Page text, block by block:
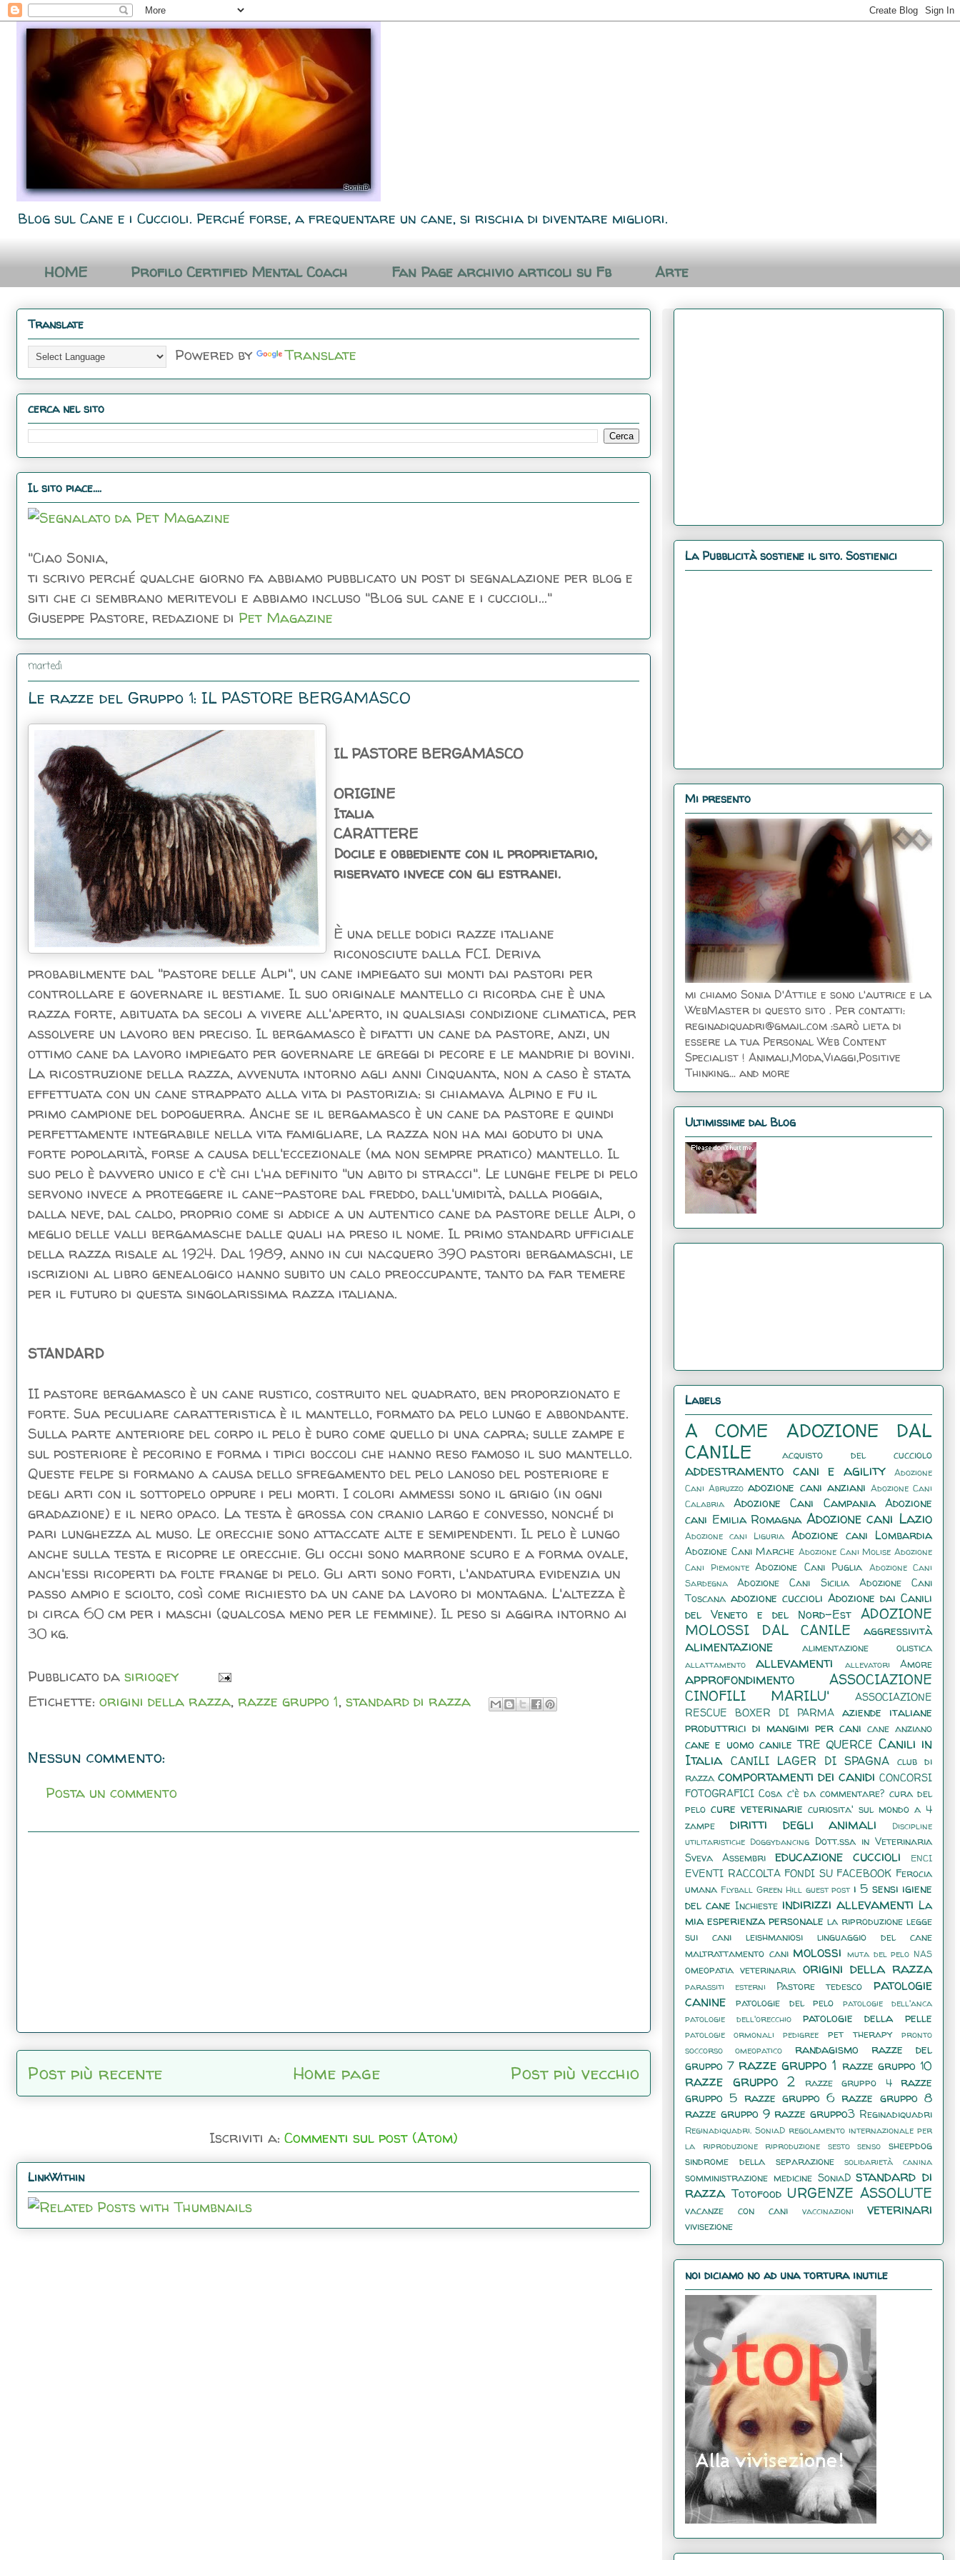
Blog sul Cane e i Cuccioli. Perché forse, a frequentare un cane, si rischia di diventare migliori.
HOME Profilo Certified Mental Coach Fan Page archivio articoli su Fb Arte
Translate
Powered by Translate
cerca nel sito
Il sito piace....
"Ciao Sonia,
ti scrivo perché qualche giorno fa abbiamo pubblicato un post di segnalazione per blog e
siti che ci sembrano meritevoli e abbiamo incluso "Blog sul cane e i cuccioli..."
Giuseppe Pastore, redazione di Pet Magazine
martedì
Le razze del Gruppo 1: IL PASTORE BERGAMASCO
IL PASTORE BERGAMASCO
ORIGINE
Italia
CARATTERE
Docile e obbediente con il proprietario,
riservato invece con gli estranei.
È una delle dodici razze italiane
riconosciute dalla FCI. Deriva
probabilmente dal "pastore delle Alpi", un cane impiegato sui monti dai pastori per
controllare e governare il bestiame. Il suo originale mantello ci ricorda che è una
razza forte, abituata da secoli a vivere all'aperto, in qualsiasi condizione climatica, per
assolvere un lavoro ben preciso. Il bergamasco è difatti un cane da pastore, anzi, un
ottimo cane da lavoro impiegato per governare le greggi di pecore e le mandrie di bovini.
La ricostruzione della razza, avvenuta intorno agli anni Cinquanta, non a caso è stata
effettuata con un cane strappato alla vita di pastorizia: si chiamava Alpino e fu il
primo campione del dopoguerra. Anche se il bergamasco è un cane da pastore e quindi
perfettamente integrabile nella vita famigliare, la razza non ha mai goduto di una
forte popolarità, forse a causa dell'eccezionale (ma non sempre pratico) mantello. Il
suo pelo è davvero unico e c'è chi l'ha definito "un abito di stracci". Le lunghe felpe di pelo
servono invece a proteggere il cane-pastore dal freddo, dall'umidità, dalla pioggia,
dalla neve, dal caldo, proprio come si addice a un autentico cane da pastore delle Alpi, o
meglio delle valli bergamasche dalle quali ha preso il nome. Il primo standard ufficiale
della razza risale al 1924. Dal 1989, anno in cui nacquero 390 pastori bergamaschi, le
iscrizioni al libro genealogico hanno subito un calo preoccupante, tanto da far temere
per il futuro di questa singolarissima razza italiana.
STANDARD
II pastore bergamasco è un cane rustico, costruito nel quadrato, ben proporzionato e
forte. Sua peculiare caratteristica è il mantello, formato da pelo lungo e abbondante.
Sulla parte anteriore del corpo il pelo è duro come quello di una capra; sulle zampe e
sul posteriore è pecorino e forma i tipici boccoli che hanno reso famoso il suo mantello.
Queste felpe si formano a causa dello sfregamento del pelo lanoso del posteriore e
degli arti con il sottopelo oppure i peli morti. I colori ammessi sono il grigio (in ogni
gradazione) e il nero opaco. La testa è grossa con cranio largo e convesso, nonché di
pari lunghezza al muso. Le orecchie sono attaccate alte e semipendenti. Il pelo è lungo
anche sulla testa e ricopre le orecchie. Gli occhi sono marrone scuro e a forma ovale,
anch'essi ricoperti da folte frange di pelo. Gli arti sono forti, l'andatura evidenzia un
passo ampio e sciolto, così come richiesto da un cane da lavoro di montagna. L'altezza è
di circa 60 cm per i maschi (qualcosa meno per le femmine). Il peso si aggira intorno ai
30 kg.
Pubblicato da sirioqey
Etichette: origini della razza, razze gruppo 1, standard di razza
Nessun commento:
Posta un commento
Post più recente Post più vecchio
Home page
Iscriviti a: Commenti sul post (Atom)
LinkWithin
La Pubblicità sostiene il sito. Sostienici
Mi presento
mi chiamo Sonia D'Attile e sono l'autrice e la
WebMaster di questo sito . Per contatti:
reginadiquadri@gmail.com :sarò lieta di
essere la tua Personal Web Content
Specialist ! Animali,Moda,Viaggi,Positive
Thinking... and more
Ultimissime dal Blog
Labels
A COME ADOZIONE DAL
CANILE
acquisto del cucciolo
addestramento cani e agility
Adozione
Cani Abruzzo adozione cani anziani Adozione Cani
Calabria
Adozione Cani Campania
Adozione
cani Emilia Romagna Adozione cani Lazio
Adozione cani Liguria Adozione cani Lombardia
Adozione Cani Marche Adozione Cani Molise Adozione
Cani Piemonte Adozione Cani Puglia Adozione Cani
Sardegna
Adozione Cani Sicilia
Adozione Cani
Toscana adozione cuccioli Adozione dai Canili
del Veneto e del Nord-Est ADOZIONE
MOLOSSI DAL CANILE
aggressività
alimentazione alimentazione olistica
allattamento allevamenti allevatori Amore
approfondimento
ASSOCIAZIONE
CINOFILI MARILU'
ASSOCIAZIONE
RESCUE BOXER DI PARMA aziende italiane
produttrici di mangimi per cani cane anziano
cane e uomo canile TRE QUERCE Canili in
Italia CANILI LAGER DI SPAGNA club di
razza comportamenti dei canidi CONCORSI
FOTOGRAFICI Cosa c'è da commentare? cura del
pelo cure veterinarie curiosita' sul mondo a 4
zampe
diritti degli animali
Discipline
utilitaristiche Doggydancing Dott.ssa in Veterinaria
Sveva Assembri
educazione cuccioli ENCI
EVENTI RACCOLTA FONDI SU FACEBOOK Ferocia
umana Flyball Green Hill guest post i 5 sensi igiene
del cane Inchieste indirizzi allevamenti La
mia esperienza personale la riproduzione legge
sui cani
leishmaniosi
linguaggio del cane
maltrattamento cani molossi muta del pelo NAS
omeopatia veterinaria origini della razza
parassiti esterni Pastore tedesco
patologie
canine
patologie del pelo
patologie dell'anca
patologie dell'orecchio
patologie della pelle
patologie ormonali pedigree pet therapy
pronto
soccorso omeopatico
randagismo
razze del
gruppo 7 razze gruppo 1 razze gruppo 10
razze gruppo 2 razze gruppo 4
razze
gruppo 5 razze gruppo 6 razze gruppo 8
razze gruppo 9 razze gruppo3 Reginadiquadri
Reginadiquadri. SoniaD regolamento internazionale per
la riproduzione
riproduzione sesto senso
sheepdog
sindrome della separazione
solidarietà canina
somministrazione medicine SoniaD standard di
razza Totofood URGENZE ASSOLUTE
vacanze con cani vaccinazioni veterinari
vivisezione
noi diciamo no ad una tortura inutile